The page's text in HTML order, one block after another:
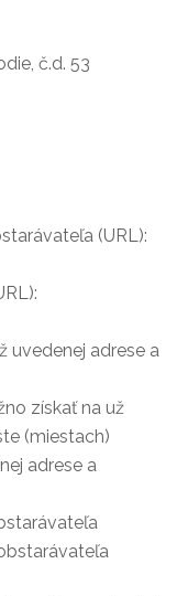
č.d. 53
(URL):
uvedenej adrese a
získať na už
(miestach)
adrese a